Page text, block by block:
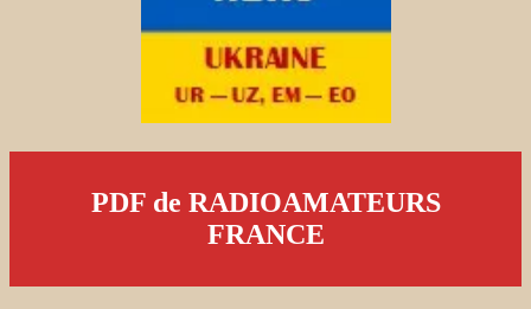
PDF de RADIOAMATEURS
FRANCE